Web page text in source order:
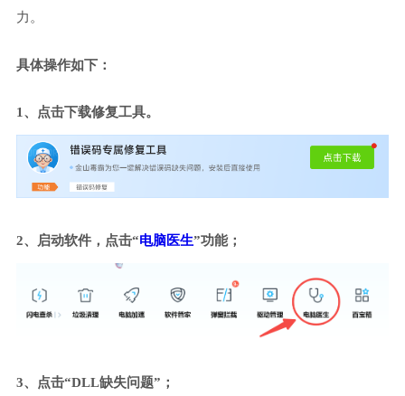
力。
具体操作如下：
1、点击下载修复工具。
2、启动软件，点击“电脑医生”功能；
3、点击“DLL缺失问题”；